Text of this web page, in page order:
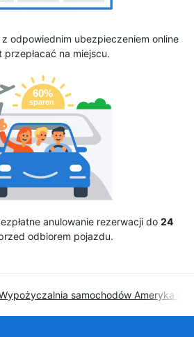
odpowiednim ubezpieczeniem online
przepłacać na miejscu.
anulowanie rezerwacji do 24
odbiorem pojazdu.
samochodów Ameryka